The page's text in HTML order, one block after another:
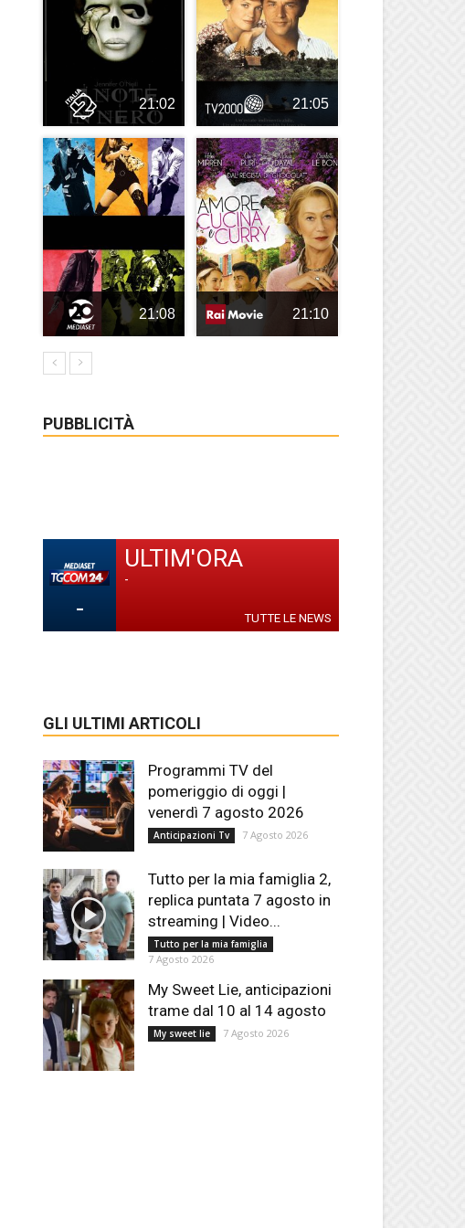
21:02 21:05
21:08 21:10
PUBBLICITÀ
-
ULTIM'ORA
-
TUTTE LE NEWS
GLI ULTIMI ARTICOLI
Programmi TV del
pomeriggio di oggi |
venerdì 7 agosto 2026
Anticipazioni Tv 7 Agosto 2026
Tutto per la mia famiglia 2,
replica puntata 7 agosto in
streaming | Video...
Tutto per la mia famiglia
7 Agosto 2026
My Sweet Lie, anticipazioni
trame dal 10 al 14 agosto
My sweet lie 7 Agosto 2026